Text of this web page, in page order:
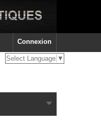
Connexion
Select Language ▼